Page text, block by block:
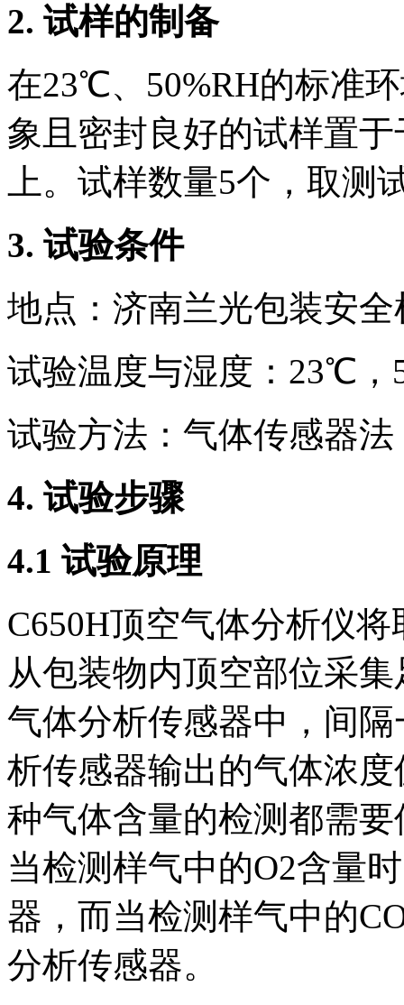
2. 试样的制备
在23℃、50%RH的标准
象且密封良好的试样置
上。试样数量5个，取测
3. 试验条件
地点：济南兰光包装安
试验温度与湿度：23℃，
试验方法：气体传感器法
4. 试验步骤
4.1 试验原理
C650H顶空气体分析仪
从包装物内顶空部位采
气体分析传感器中，间
析传感器输出的气体浓
种气体含量的检测都需
当检测样气中的O2含量
器，而当检测样气中的
分析传感器。